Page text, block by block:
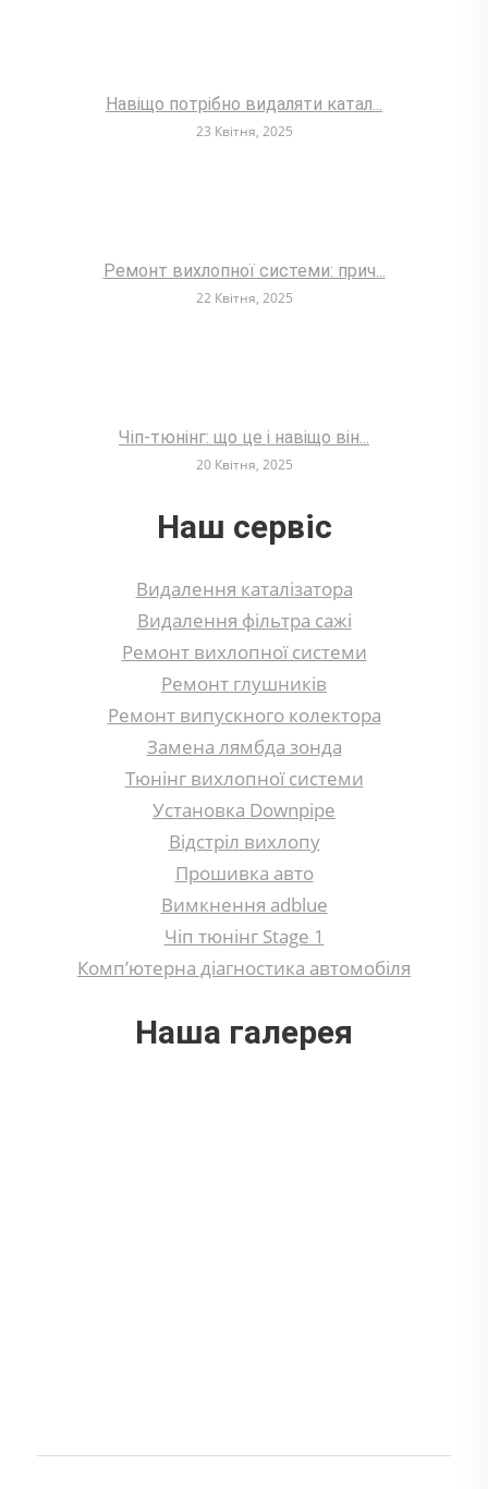
Навіщо потрібно видаляти катал...
23 Квітня, 2025
Ремонт вихлопної системи: прич...
22 Квітня, 2025
Чіп-тюнінг: що це і навіщо він...
20 Квітня, 2025
Наш сервіс
Видалення каталізатора
Видалення фільтра сажі
Ремонт вихлопної системи
Ремонт глушників
Ремонт випускного колектора
Замена лямбда зонда
Тюнінг вихлопної системи
Установка Downpipe
Відстріл вихлопу
Прошивка авто
Вимкнення adblue
Чіп тюнінг Stage 1
Комп’ютерна діагностика автомобіля
Наша галерея